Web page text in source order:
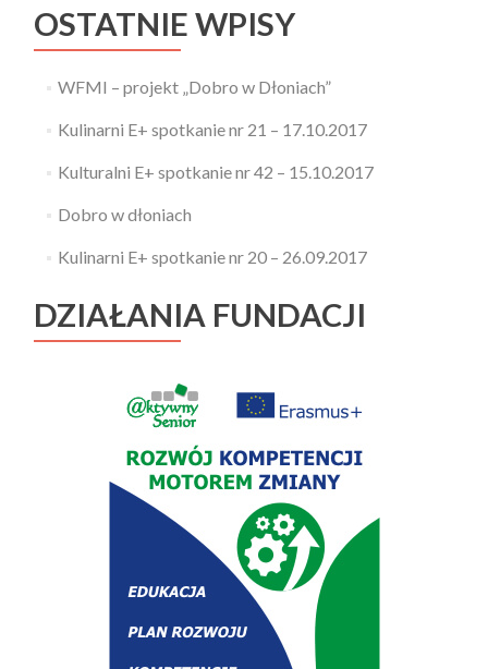
OSTATNIE WPISY
WFMI – projekt „Dobro w Dłoniach”
Kulinarni E+ spotkanie nr 21 – 17.10.2017
Kulturalni E+ spotkanie nr 42 – 15.10.2017
Dobro w dłoniach
Kulinarni E+ spotkanie nr 20 – 26.09.2017
DZIAŁANIA FUNDACJI